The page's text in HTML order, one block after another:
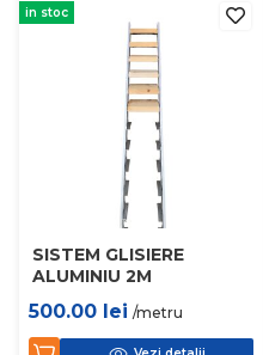
in stoc
SISTEM GLISIERE
ALUMINIU 2M
500.00 lei /metru